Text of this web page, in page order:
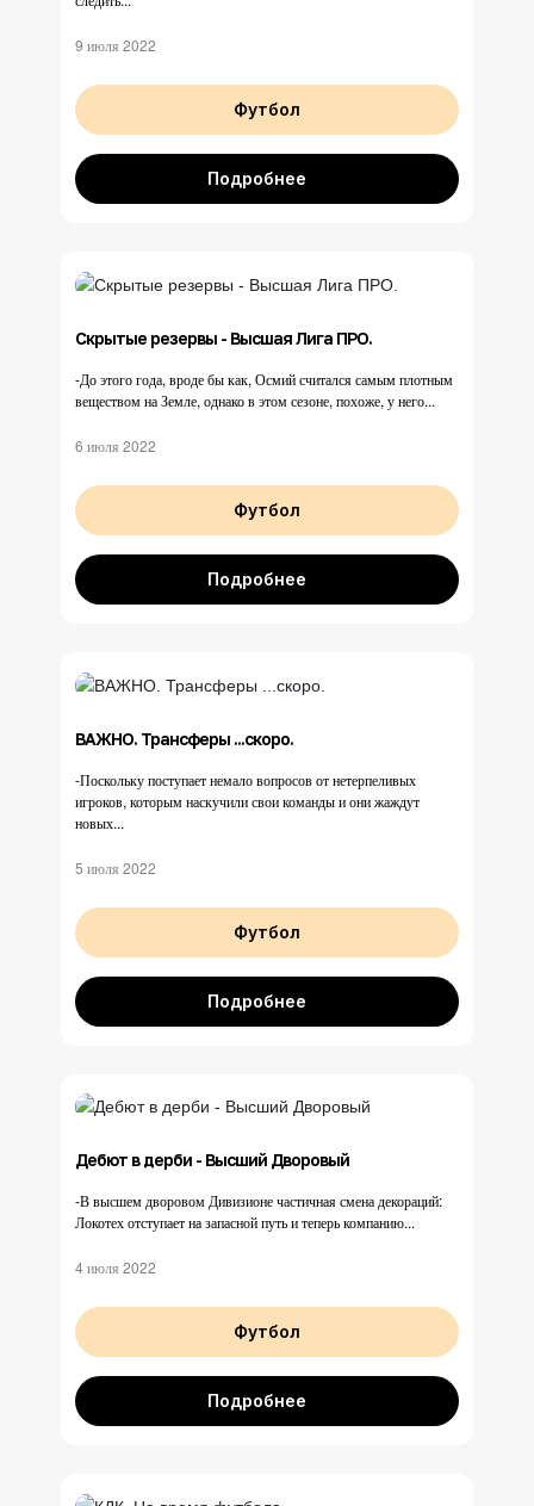
9 июля 2022
Футбол
Подробнее
Скрытые резервы - Высшая Лига ПРО.
-До этого года, вроде бы как, Осмий считался самым плотным
веществом на Земле, однако в этом сезоне, похоже, у него...
6 июля 2022
Футбол
Подробнее
ВАЖНО. Трансферы ...скоро.
-Поскольку поступает немало вопросов от нетерпеливых
игроков, которым наскучили свои команды и они жаждут
новых...
5 июля 2022
Футбол
Подробнее
Дебют в дерби - Высший Дворовый
-В высшем дворовом Дивизионе частичная смена декораций:
Локотех отступает на запасной путь и теперь компанию...
4 июля 2022
Футбол
Подробнее